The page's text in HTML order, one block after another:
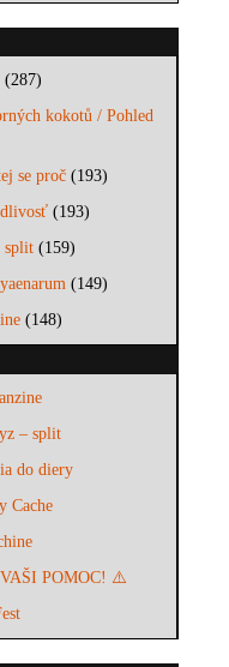
(287)
kokotů / Pohled
se proč (193)
(193)
split(159)
(149)
(148)
– split
do diery
Cache
POMOC! ⚠️